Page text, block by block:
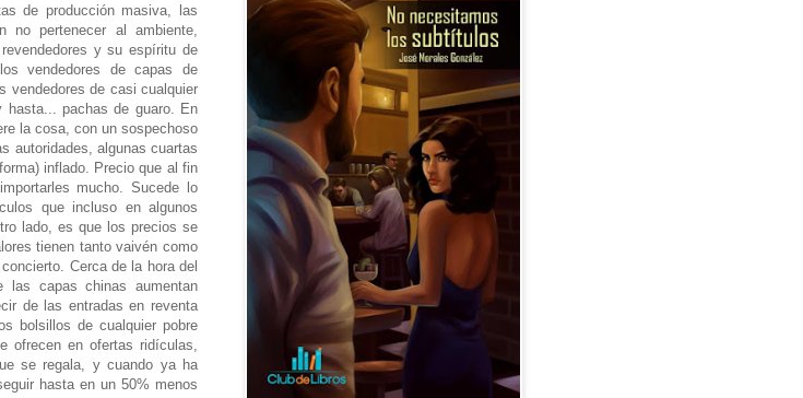
de producción masiva, las
no pertenecer al ambiente,
y su espíritu de
vendedores de capas de
vendedores de casi cualquier
pachas de guaro. En
la cosa, con un sospechoso
autoridades, algunas cuartas
inflado. Precio que al fin
mucho. Sucede lo
que incluso en algunos
lado, es que los precios se
tienen tanto vaivén como
Cerca de la hora del
las capas chinas aumentan
de las entradas en reventa
bolsillos de cualquier pobre
ofrecen en ofertas ridículas,
se regala, y cuando ya ha
hasta en un 50% menos